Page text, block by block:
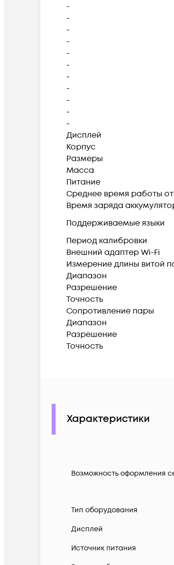
-
-
-
-
-
-
-
-
-
-
-
Дисплей
Корпус
Размеры
Масса
Питание
Среднее время работы
Время заряда
Поддерживаемые языки
Период калибровки
Внешний адаптер Wi-Fi
Измерение длины витой
Диапазон
Разрешение
Точность
Сопротивление пары
Диапазон
Разрешение
Точность
Характеристики
Возможность оформления
Тип оборудования
Дисплей
Источник питания